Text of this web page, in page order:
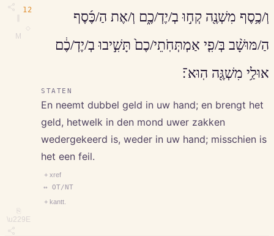
M
12
⎘
\u229E
וְ/כֶ֥סֶף מִשְׁנֶ֖ה קְח֣וּ בְ/יֶדְ/כֶ֑ם וְ/אֶת הַ/כֶּ֜סֶף
הַ/מּוּשָׁ֨ב בְּ/פִ֤י אַמְתְּחֹֽתֵי/כֶם֙ תָּשִׁ֣יבוּ בְ/יֶדְ/כֶ֔ם
אוּלַ֥י מִשְׁגֶּ֖ה הֽוּא־׃
STATEN
En neemt dubbel geld in uw hand; en brengt het
geld, hetwelk in den mond uwer zakken
wedergekeerd is, weder in uw hand; misschien is
het een feil.
+ xref
↔ OT/NT
+ kantt.